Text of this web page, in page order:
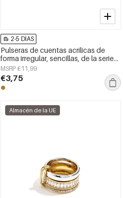
2-5 DÍAS
Pulseras de cuentas acrílicas de
forma irregular, sencillas, de la serie
Simple Daily, joyería para mujer
MSRP €11,99
€3,75
Almacén de la UE